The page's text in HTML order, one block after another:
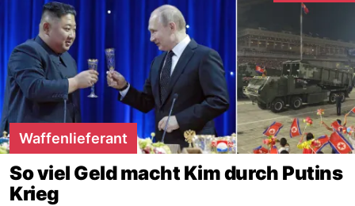
Waffenlieferant
So viel Geld macht Kim durch Putins
Krieg